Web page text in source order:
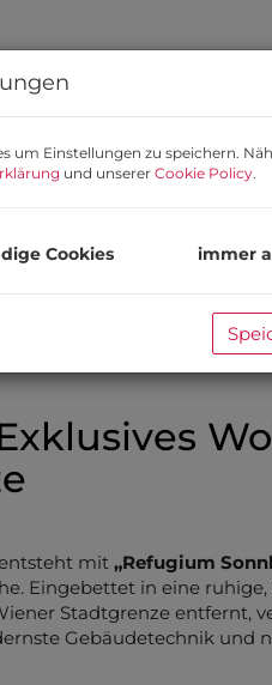
mit „Refugium
Eingebettet in eine
Stadtgrenze entfernt,
Gebäudetechnik und
um Einstellungen zu speichern.
und unserer Cookie Policy.
Cookies immer